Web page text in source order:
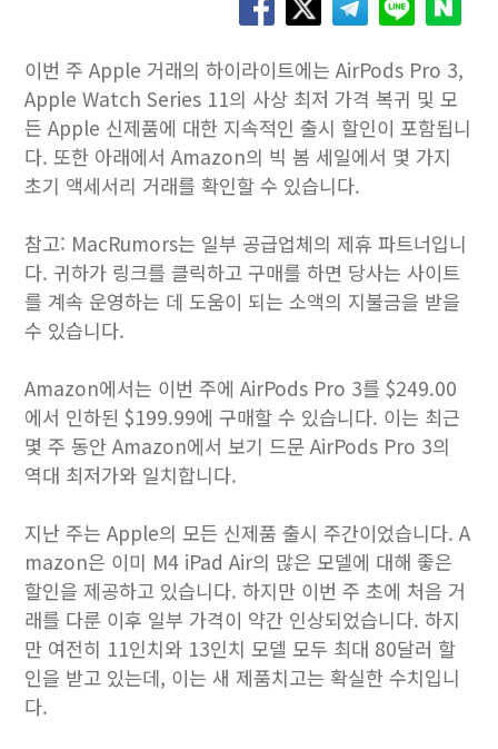
이번 주 Apple 거래의 하이라이트에는 AirPods Pro 3,
Apple Watch Series 11의 사상 최저 가격 복귀 및 모
든 Apple 신제품에 대한 지속적인 출시 할인이 포함됩니
다. 또한 아래에서 Amazon의 빅 봄 세일에서 몇 가지
초기 액세서리 거래를 확인할 수 있습니다.
참고: MacRumors는 일부 공급업체의 제휴 파트너입니
다. 귀하가 링크를 클릭하고 구매를 하면 당사는 사이트
를 계속 운영하는 데 도움이 되는 소액의 지불금을 받을
수 있습니다.
Amazon에서는 이번 주에 AirPods Pro 3를 $249.00
에서 인하된 $199.99에 구매할 수 있습니다. 이는 최근
몇 주 동안 Amazon에서 보기 드문 AirPods Pro 3의
역대 최저가와 일치합니다.
지난 주는 Apple의 모든 신제품 출시 주간이었습니다. A
mazon은 이미 M4 iPad Air의 많은 모델에 대해 좋은
할인을 제공하고 있습니다. 하지만 이번 주 초에 처음 거
래를 다룬 이후 일부 가격이 약간 인상되었습니다. 하지
만 여전히 11인치와 13인치 모델 모두 최대 80달러 할
인을 받고 있는데, 이는 새 제품치고는 확실한 수치입니
다.